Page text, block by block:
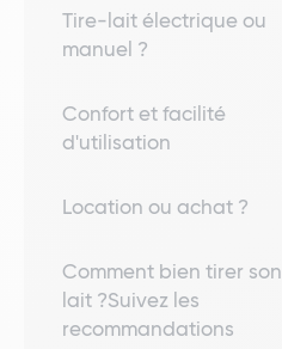
Tire-lait électrique ou
manuel ?
Confort et facilité
d'utilisation
Location ou achat ?
Comment bien tirer son
lait ?Suivez les
recommandations